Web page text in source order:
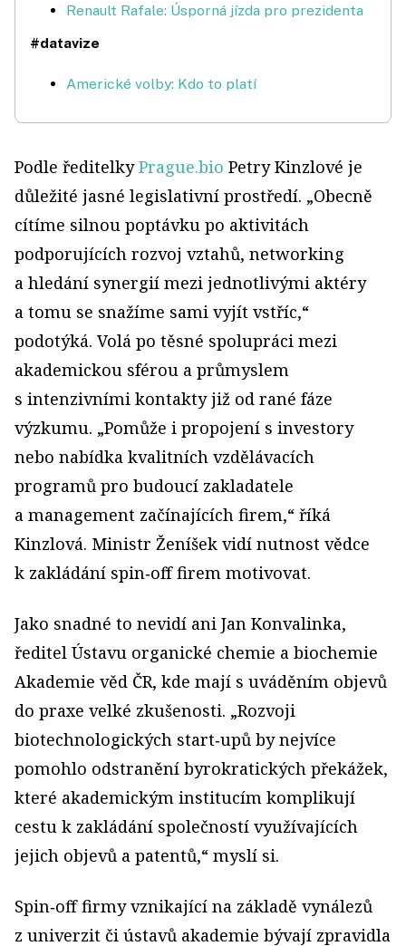
Renault Rafale: Úsporná jízda pro prezidenta
#datavize
Americké volby: Kdo to platí
Podle ředitelkyPrague.bio Petry Kinzlové je
důležité jasné legislativní prostředí. „Obecně
cítíme silnou poptávku po aktivitách
podporujících rozvoj vztahů, networking
a hledání synergií mezi jednotlivými aktéry
a tomu se snažíme sami vyjít vstříc,“
podotýká. Volá po těsné spolupráci mezi
akademickou sférou a průmyslem
s intenzivními kontakty již od rané fáze
výzkumu. „Pomůže i propojení s investory
nebo nabídka kvalitních vzdělávacích
programů pro budoucí zakladatele
a management začínajících firem,“ říká
Kinzlová. Ministr Ženíšek vidí nutnost vědce
k zakládání spin‑off firem motivovat.
Jako snadné to nevidí ani Jan Konvalinka,
ředitel Ústavu organické chemie a biochemie
Akademie věd ČR, kde mají s uváděním objevů
do praxe velké zkušenosti. „Rozvoji
biotechnologických start‑upů by nejvíce
pomohlo odstranění byrokratických překážek,
které akademickým institucím komplikují
cestu k zakládání společností využívajících
jejich objevů a patentů,“ myslí si.
Spin‑off firmy vznikající na základě vynálezů
z univerzit či ústavů akademie bývají zpravidla